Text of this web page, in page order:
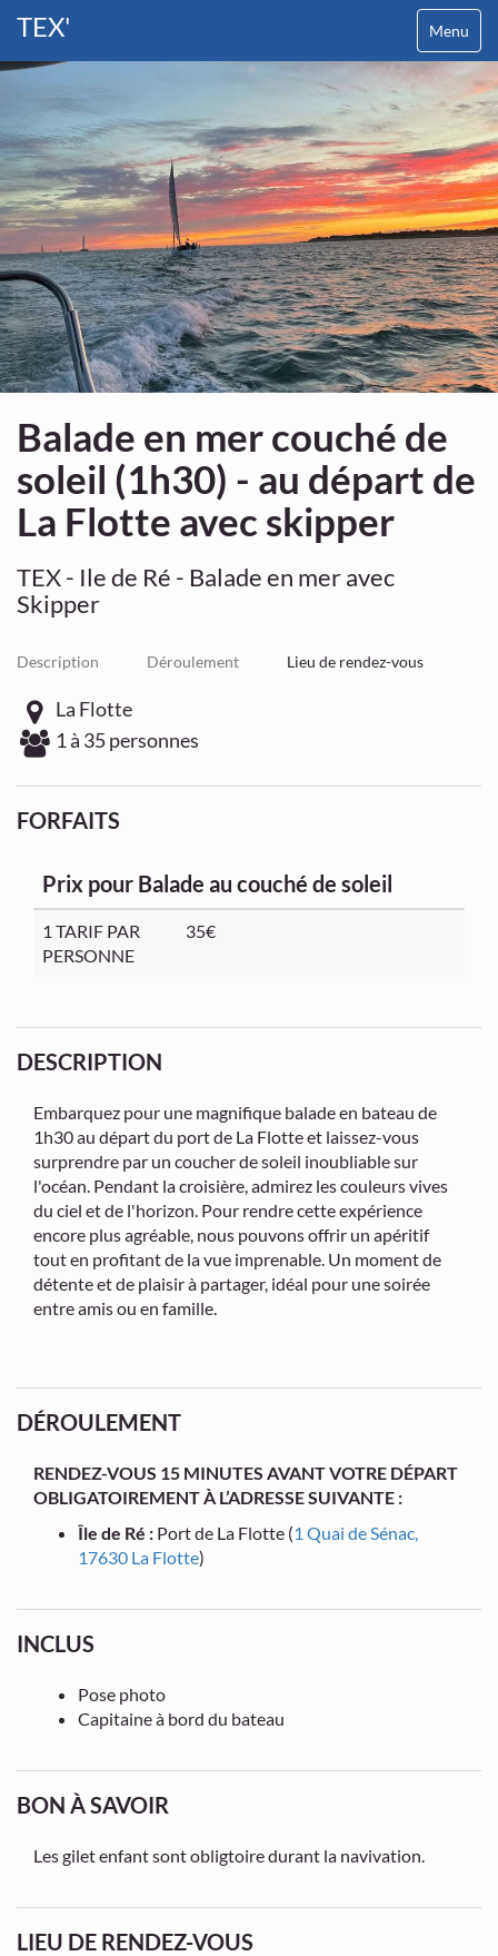
Menu
TEX'
Balade en mer couché de
soleil (1h30) - au départ de
La Flotte avec skipper
TEX - Ile de Ré - Balade en mer avec
Skipper
Description Déroulement Lieu de rendez-vous
La Flotte
1 à 35 personnes
FORFAITS
Prix pour Balade au couché de soleil
1 TARIF PAR
PERSONNE
35€
DESCRIPTION
Embarquez pour une magnifique balade en bateau de
1h30 au départ du port de La Flotte et laissez-vous
surprendre par un coucher de soleil inoubliable sur
l'océan. Pendant la croisière, admirez les couleurs vives
du ciel et de l'horizon. Pour rendre cette expérience
encore plus agréable, nous pouvons offrir un apéritif
tout en profitant de la vue imprenable. Un moment de
détente et de plaisir à partager, idéal pour une soirée
entre amis ou en famille.
DÉROULEMENT
RENDEZ-VOUS 15 MINUTES AVANT VOTRE DÉPART
OBLIGATOIREMENT À L’ADRESSE SUIVANTE :
Île de Ré : Port de La Flotte (1 Quai de Sénac,
17630 La Flotte)
INCLUS
Pose photo
Capitaine à bord du bateau
BON À SAVOIR
Les gilet enfant sont obligtoire durant la navivation.
LIEU DE RENDEZ-VOUS